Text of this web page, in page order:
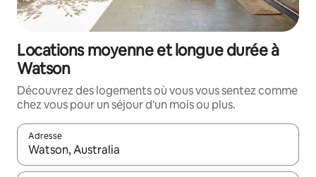
Locations moyenne et longue durée à
Watson
Découvrez des logements où vous vous sentez comme
chez vous pour un séjour d'un mois ou plus.
Adresse
Lorsque les résultats s'affichent, utilisez les flèches vers le